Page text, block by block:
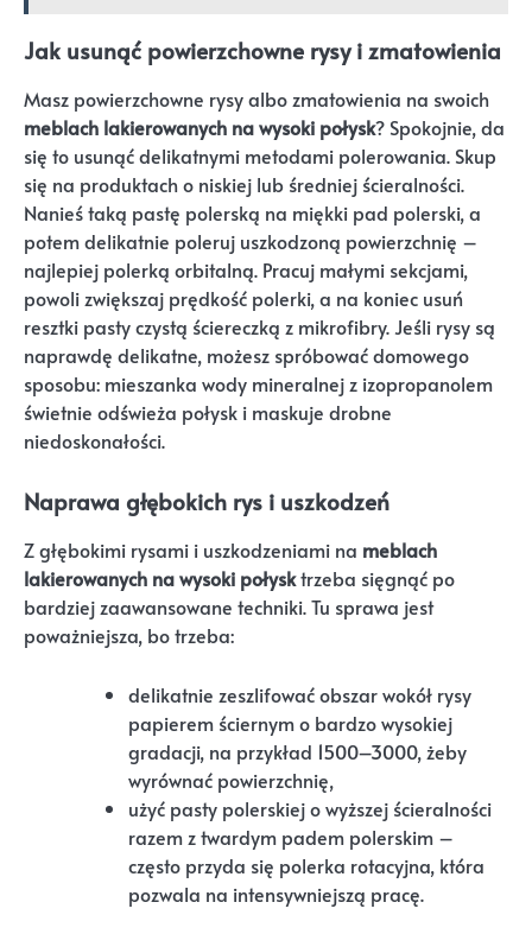
Jak usunąć powierzchowne rysy i zmatowienia
Masz powierzchowne rysy albo zmatowienia na swoich
meblach lakierowanych na wysoki połysk? Spokojnie, da
się to usunąć delikatnymi metodami polerowania. Skup
się na produktach o niskiej lub średniej ścieralności.
Nanieś taką pastę polerską na miękki pad polerski, a
potem delikatnie poleruj uszkodzoną powierzchnię –
najlepiej polerką orbitalną. Pracuj małymi sekcjami,
powoli zwiększaj prędkość polerki, a na koniec usuń
resztki pasty czystą ściereczką z mikrofibry. Jeśli rysy są
naprawdę delikatne, możesz spróbować domowego
sposobu: mieszanka wody mineralnej z izopropanolem
świetnie odświeża połysk i maskuje drobne
niedoskonałości.
Naprawa głębokich rys i uszkodzeń
Z głębokimi rysami i uszkodzeniami na meblach
lakierowanych na wysoki połysktrzeba sięgnąć po
bardziej zaawansowane techniki. Tu sprawa jest
poważniejsza, bo trzeba:
delikatnie zeszlifować obszar wokół rysy
papierem ściernym o bardzo wysokiej
gradacji, na przykład 1500–3000, żeby
wyrównać powierzchnię,
użyć pasty polerskiej o wyższej ścieralności
razem z twardym padem polerskim –
często przyda się polerka rotacyjna, która
pozwala na intensywniejszą pracę.